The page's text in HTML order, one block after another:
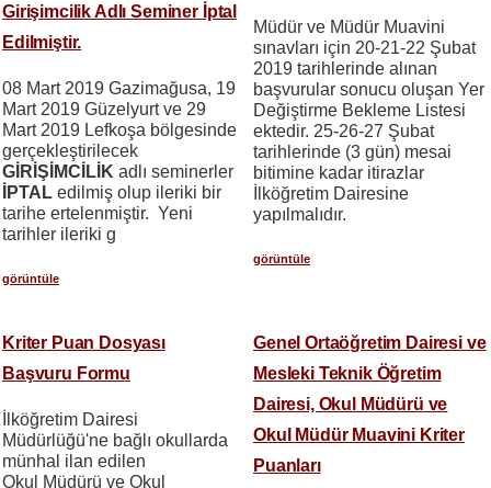
Girişimcilik Adlı Seminer İptal
Edilmiştir.
08 Mart 2019 Gazimağusa, 19
Mart 2019 Güzelyurt ve 29
Mart 2019 Lefkoşa bölgesinde
gerçekleştirilecek
GİRİŞİMCİLİK adlı seminerler
İPTAL edilmiş olup ileriki bir
tarihe ertelenmiştir. Yeni
tarihler ileriki g
görüntüle
Müdür ve Müdür Muavini
sınavları için 20-21-22 Şubat
2019 tarihlerinde alınan
başvurular sonucu oluşan Yer
Değiştirme Bekleme Listesi
ektedir. 25-26-27 Şubat
tarihlerinde (3 gün) mesai
bitimine kadar itirazlar
İlköğretim Dairesine
yapılmalıdır.
görüntüle
Kriter Puan Dosyası
Başvuru Formu
İlköğretim Dairesi
Müdürlüğü'ne bağlı okullarda
münhal ilan edilen
Okul Müdürü ve Okul
Genel Ortaöğretim Dairesi ve
Mesleki Teknik Öğretim
Dairesi, Okul Müdürü ve
Okul Müdür Muavini Kriter
Puanları